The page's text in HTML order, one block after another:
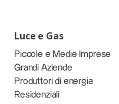
Luce e Gas
Piccole e Medie Imprese
Grandi Aziende
Produttori di energia
Residenziali